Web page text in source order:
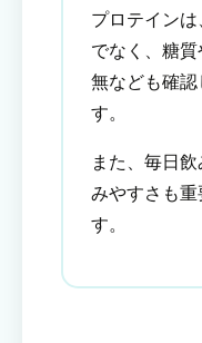
プロテイン
でなく、糖
無なども確
す。
また、毎日
みやすさも重
す。